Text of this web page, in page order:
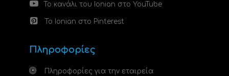
Το κανάλι του Ionian στο YouTube
Το Ionian στο Pinterest
Πληροφορίες
Πληροφορίες για την εταιρεία